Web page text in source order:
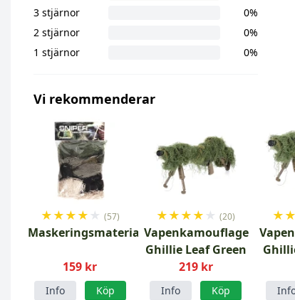
3 stjärnor
0%
2 stjärnor
0%
1 stjärnor
0%
Vi rekommenderar
★★★★ ★ (57)
Maskeringsmaterial
159 kr
Info Köp
★★★★ ★ (20)
Vapenkamouflage
Ghillie Leaf Green
219 kr
Info Köp
★★